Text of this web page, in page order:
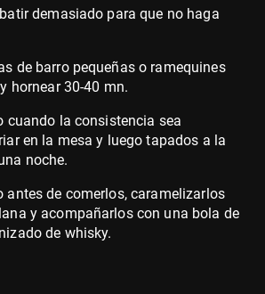
demasiado para que no haga
de barro pequeñas o ramequines
hornear 30-40 mn.
cuando la consistencia sea
en la mesa y luego tapados a la
noche.
antes de comerlos, caramelizarlos
y acompañarlos con una bola de
de whisky.